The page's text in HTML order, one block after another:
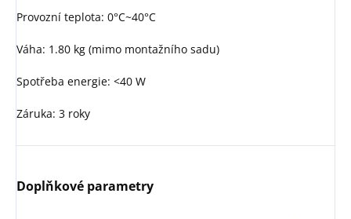
Provozní teplota: 0°C~40°C
Váha: 1.80 kg (mimo montažního sadu)
Spotřeba energie: <40 W
Záruka: 3 roky
Doplňkové parametry